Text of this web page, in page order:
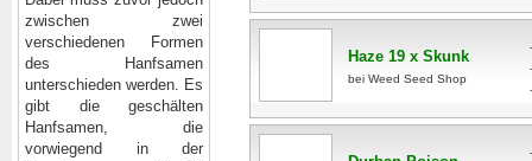
zwischen zwei
verschiedenen Formen
des Hanfsamen
unterschieden werden. Es
gibt die geschälten
Hanfsamen, die
vorwiegend in der
Haze 19 x Skunk
bei Weed Seed Shop